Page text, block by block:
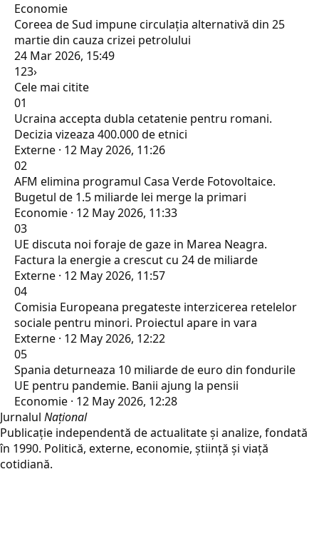
Economie
Coreea de Sud impune circulația alternativă din 25
martie din cauza crizei petrolului
24 Mar 2026, 15:49
123›
Cele mai citite
01
Ucraina accepta dubla cetatenie pentru romani.
Decizia vizeaza 400.000 de etnici
Externe · 12 May 2026, 11:26
02
AFM elimina programul Casa Verde Fotovoltaice.
Bugetul de 1.5 miliarde lei merge la primari
Economie · 12 May 2026, 11:33
03
UE discuta noi foraje de gaze in Marea Neagra.
Factura la energie a crescut cu 24 de miliarde
Externe · 12 May 2026, 11:57
04
Comisia Europeana pregateste interzicerea retelelor
sociale pentru minori. Proiectul apare in vara
Externe · 12 May 2026, 12:22
05
Spania deturneaza 10 miliarde de euro din fondurile
UE pentru pandemie. Banii ajung la pensii
Economie · 12 May 2026, 12:28
Jurnalul Național
Publicație independentă de actualitate și analize, fondată
în 1990. Politică, externe, economie, știință și viață
cotidiană.